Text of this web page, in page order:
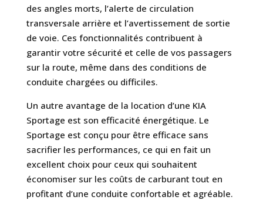
des angles morts, l’alerte de circulation
transversale arrière et l’avertissement de sortie
de voie. Ces fonctionnalités contribuent à
garantir votre sécurité et celle de vos passagers
sur la route, même dans des conditions de
conduite chargées ou difficiles.
Un autre avantage de la location d’une KIA
Sportage est son efficacité énergétique. Le
Sportage est conçu pour être efficace sans
sacrifier les performances, ce qui en fait un
excellent choix pour ceux qui souhaitent
économiser sur les coûts de carburant tout en
profitant d’une conduite confortable et agréable.